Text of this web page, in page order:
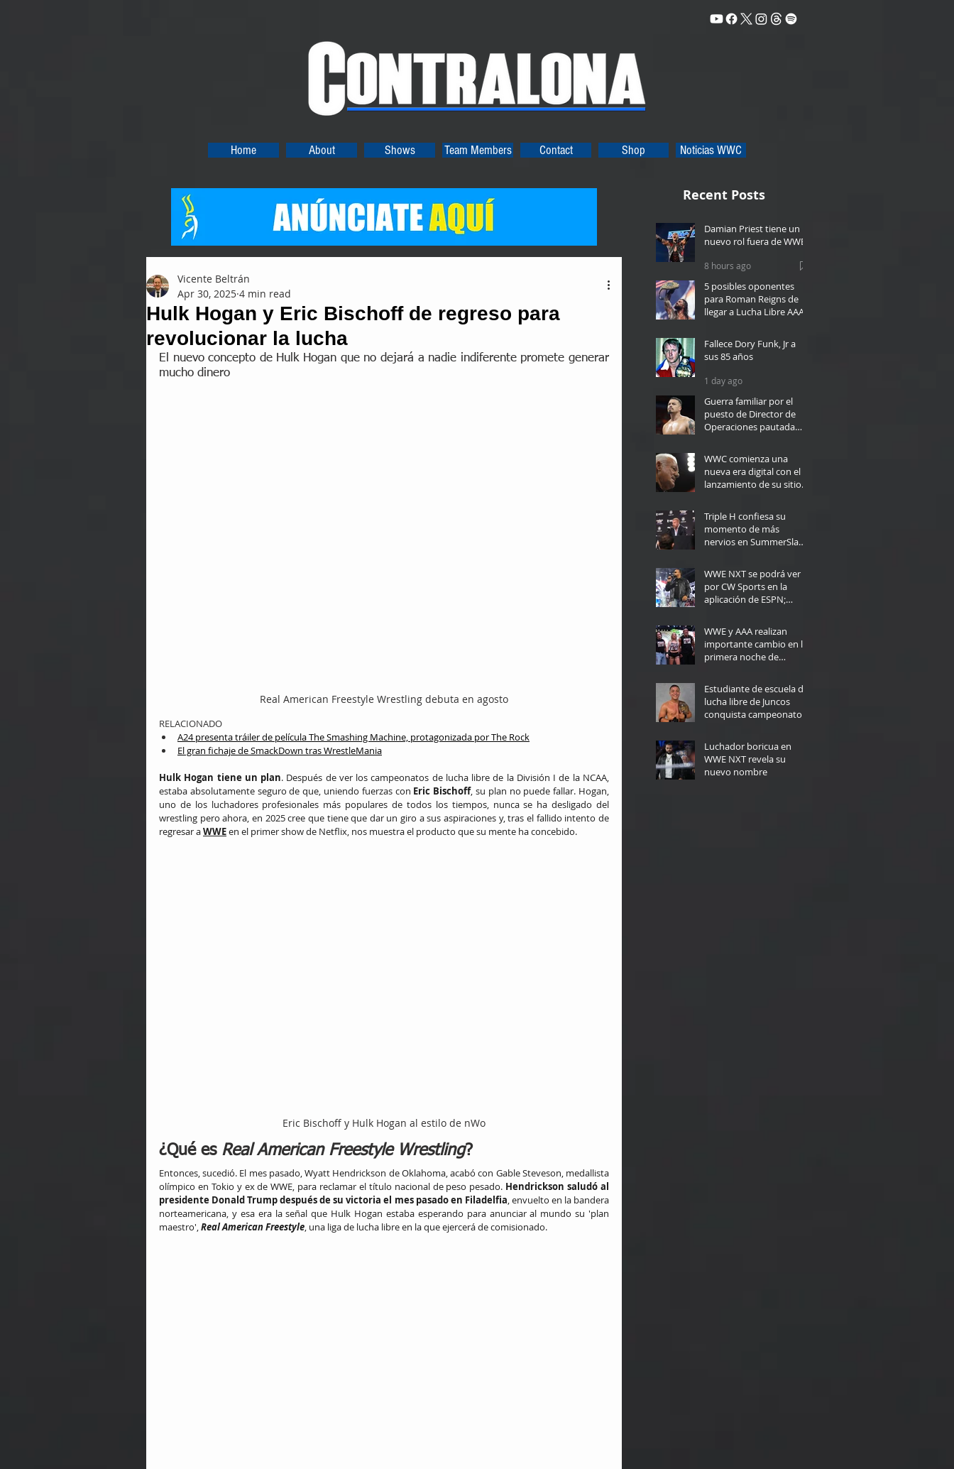
Home About Shows Team Members Contact Shop Noticias WWC
Hulk Hogan y Eric Bischoff de regreso para
revolucionar la lucha
Vicente Beltrán
Apr 30, 2025 4 min read
El nuevo concepto de Hulk Hogan que no dejará a nadie indiferente promete generar
mucho dinero
Real American Freestyle Wrestling debuta en agosto
RELACIONADO
A24 presenta tráiler de película The Smashing Machine, protagonizada por The Rock
El gran fichaje de SmackDown tras WrestleMania
Hulk Hogan tiene un plan. Después de ver los campeonatos de lucha libre de la División I de la NCAA,
estaba absolutamente seguro de que, uniendo fuerzas con Eric Bischoff, su plan no puede fallar. Hogan,
uno de los luchadores profesionales más populares de todos los tiempos, nunca se ha desligado del
wrestling pero ahora, en 2025 cree que tiene que dar un giro a sus aspiraciones y, tras el fallido intento de
regresar a WWE en el primer show de Netflix, nos muestra el producto que su mente ha concebido.
Eric Bischoff y Hulk Hogan al estilo de nWo
¿Qué es Real American Freestyle Wrestling?
Entonces, sucedió. El mes pasado, Wyatt Hendrickson de Oklahoma, acabó con Gable Steveson, medallista
olímpico en Tokio y ex de WWE, para reclamar el título nacional de peso pesado. Hendrickson saludó al
presidente Donald Trump después de su victoria el mes pasado en Filadelfia, envuelto en la bandera
norteamericana, y esa era la señal que Hulk Hogan estaba esperando para anunciar al mundo su 'plan
maestro', Real American Freestyle, una liga de lucha libre en la que ejercerá de comisionado.
Recent Posts
Damian Priest tiene un
nuevo rol fuera de WWE
8 hours ago
5 posibles oponentes
para Roman Reigns de
llegar a Lucha Libre AAA
Fallece Dory Funk, Jr a
sus 85 años
1 day ago
Guerra familiar por el
puesto de Director de
Operaciones pautada
WWC comienza una
nueva era digital con el
lanzamiento de su sitio
Triple H confiesa su
momento de más
nervios en SummerSlam:
WWE NXT se podrá ver
por CW Sports en la
aplicación de ESPN;
WWE y AAA realizan
importante cambio en la
primera noche de
Estudiante de escuela de
lucha libre de Juncos
conquista campeonato
Luchador boricua en
WWE NXT revela su
nuevo nombre